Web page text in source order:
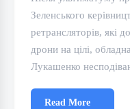
Зеленського
ретрансляторів, які
дрони на цілі,
Лукашенко
Read More